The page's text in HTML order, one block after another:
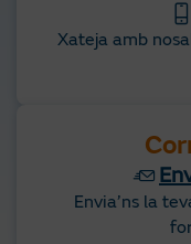
Xateja amb
Envia’ns la